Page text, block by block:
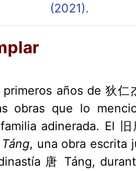
(2021).
años de 狄仁
obras que lo
adinerada. El 旧
, una obra escrita
唐 Táng,